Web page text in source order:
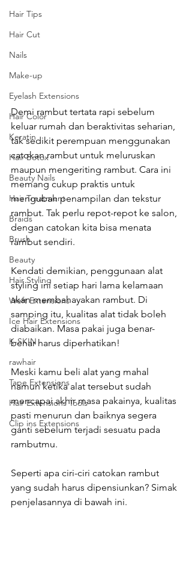
Hair Tips
Hair Cut
Nails
Make-up
Eyelash Extensions
Hair Color
Keratin
Hair Botox
Beauty Nails
Hair Treatment
Braids
Brush
Beauty
Hair Styling
Weft Extensions
Ice Hair Extensions
K-SKIN
rawhair
Tape Extensions
Hair Extensions Tools
Clip ins Extensions
Demi rambut tertata rapi sebelum
keluar rumah dan beraktivitas seharian,
tak sedikit perempuan menggunakan
catokan rambut untuk meluruskan
maupun mengeriting rambut. Cara ini
memang cukup praktis untuk
mengubah penampilan dan tekstur
rambut. Tak perlu repot-repot ke salon,
dengan catokan kita bisa menata
rambut sendiri.
Kendati demikian, penggunaan alat
styling ini setiap hari lama kelamaan
akan membahayakan rambut. Di
samping itu, kualitas alat tidak boleh
diabaikan. Masa pakai juga benar-
benar harus diperhatikan!
Meski kamu beli alat yang mahal
namun ketika alat tersebut sudah
mencapai akhir masa pakainya, kualitas
pasti menurun dan baiknya segera
ganti sebelum terjadi sesuatu pada
rambutmu.
Seperti apa ciri-ciri catokan rambut
yang sudah harus dipensiunkan? Simak
penjelasannya di bawah ini.